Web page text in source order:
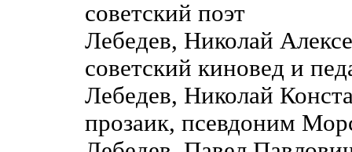
советский поэт
Лебедев, Николай
советский киновед и
Лебедев, Николай
прозаик, псевдоним